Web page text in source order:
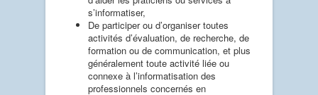
s’informatiser,
De participer ou d’organiser toutes
activités d’évaluation, de recherche, de
formation ou de communication, et plus
généralement toute activité liée ou
connexe à l’informatisation des
professionnels concernés en